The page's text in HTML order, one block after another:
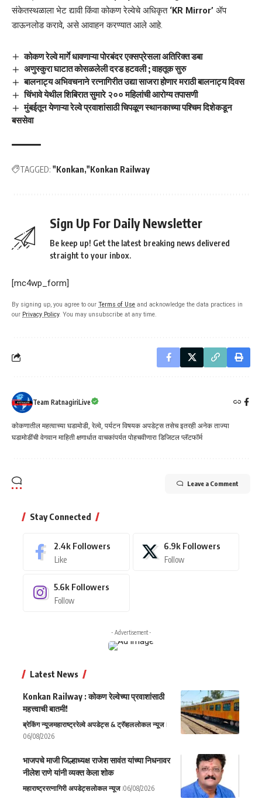
संकेतस्थळाला भेट द्यावी किंवा कोकण रेल्वेचे अधिकृत ‘KR Mirror’ ॲप
डाऊनलोड करावे, असे आवाहन करण्यात आले आहे.
कोकण रेल्वे मार्गे धावणाऱ्या पोरबंदर एक्सप्रेसला अतिरिक्त डबा
अणुस्कुरा घाटात कोसळलेली दरड हटवली ; वाहतूक सुरु
बालनाट्य अभिवचनाने रत्नागिरीत उद्या साजरा होणार मराठी बालनाट्य दिवस
चिंभावे येथील शिबिरात सुमारे २०० महिलांची आरोग्य तपासणी
मुंबईतून येणाऱ्या रेल्वे प्रवाशांसाठी चिपळूण स्थानकाच्या पश्चिम दिशेकडून
बससेवा
TAGGED: "Konkan "Konkan Railway
Sign Up For Daily Newsletter
Be keep up! Get the latest breaking news delivered
straight to your inbox.
[mc4wp_form]
By signing up, you agree to our Terms of Use and acknowledge the data practices in
our Privacy Policy. You may unsubscribe at any time.
Team RatnagiriLive
कोकणातील महत्वाच्या घडामोडी, रेल्वे, पर्यटन विषयक अपडेट्स तसेच इतरही अनेक ताज्या
घडामोडींची वेगवान माहिती क्षणार्धात वाचकांपर्यत पोहचवीणारा डिजिटल प्लॅटफॉर्म
Leave a Comment
Stay Connected
2.4k Followers
Like
6.9k Followers
Follow
5.6k Followers
Follow
- Advertisement -
Latest News
Konkan Railway : कोकण रेल्वेच्या प्रवाशांसाठी
महत्त्वाची बातमी!
ब्रेकिंग न्यूजमहाराष्ट्ररेल्वे अपडेट्स & ट्रॅव्हललोकल न्यूज
06/08/2026
भाजपचे माजी जिल्हाध्यक्ष राजेश सावंत यांच्या निधनावर
नीलेश राणे यांनी व्यक्त केला शोक
महाराष्ट्ररत्नागिरी अपडेट्सलोकल न्यूज 06/08/2026